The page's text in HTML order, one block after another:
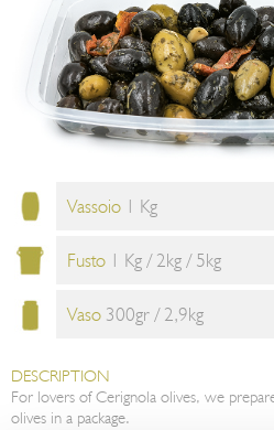
Vassoio 1 Kg
Fusto 1 Kg / 2kg / 5kg
Vaso 300gr / 2,9kg
DESCRIPTION
For lovers of Cerignola olives, we
olives in a package.